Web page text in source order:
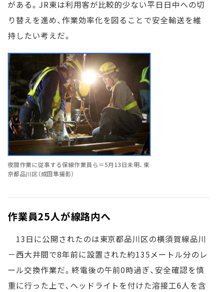
がある。JR東は利用客が比較的少ない平日日中への切
り替えを進め、作業効率化を図ることで安全輸送を維
持したい考えだ。
夜間作業に従事する保線作業員ら＝5月13日未明、東
京都品川区（成田隼撮影）
作業員25人が線路内へ
13日に公開されたのは東京都品川区の横須賀線品川
－西大井間で8年前に設置された約135メートル分のレ
ール交換作業だ。終電後の午前0時過ぎ、安全確認を慎
重に行った上で、ヘッドライトを付けた溶接工6人を含